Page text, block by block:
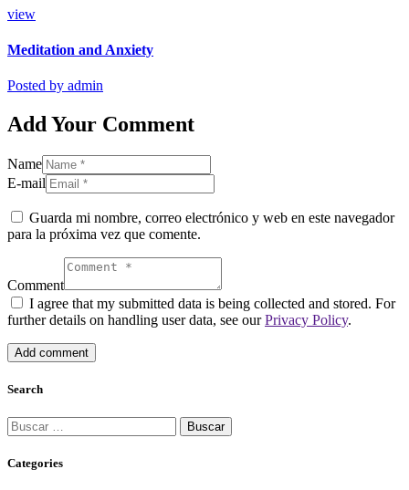
view
Meditation and Anxiety
Posted by admin
Add Your Comment
Name
E-mail
Guarda mi nombre, correo electrónico y web en este navegador
para la próxima vez que comente.
Comment
I agree that my submitted data is being collected and stored. For
further details on handling user data, see ourPrivacy Policy.
Search
Categories